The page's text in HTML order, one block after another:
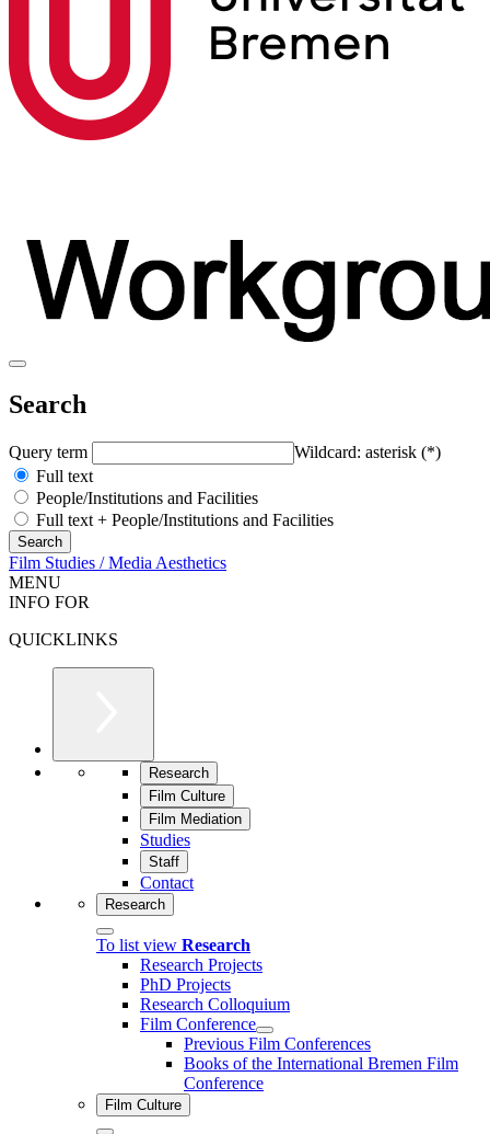
Search
Query term
Wildcard: asterisk (*)
Full text
People/Institutions and Facilities
Full text + People/Institutions and Facilities
Film Studies / Media Aesthetics
MENU
INFO FOR
QUICKLINKS
Research
Film Culture
Film Mediation
Studies
Staff
Contact
Research
To list view Research
Research Projects
PhD Projects
Research Colloquium
Film Conference
Previous Film Conferences
Books of the International Bremen Film
Conference
Film Culture